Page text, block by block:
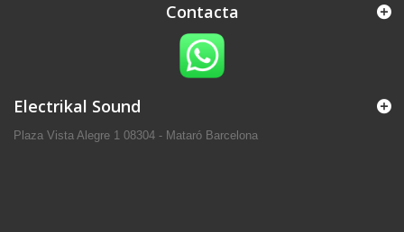
Contacta
Electrikal Sound
Plaza Vista Alegre 1 08304 - Mataró Barcelona